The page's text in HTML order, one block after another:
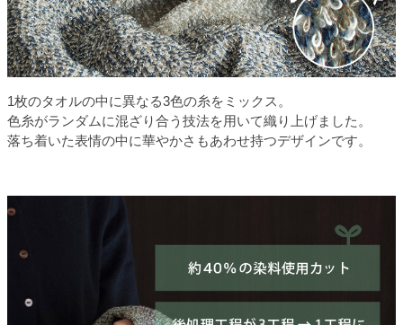
1枚のタオルの中に異なる3色の糸をミックス。
色糸がランダムに混ざり合う技法を用いて織り上げました。
落ち着いた表情の中に華やかさもあわせ持つデザインです。